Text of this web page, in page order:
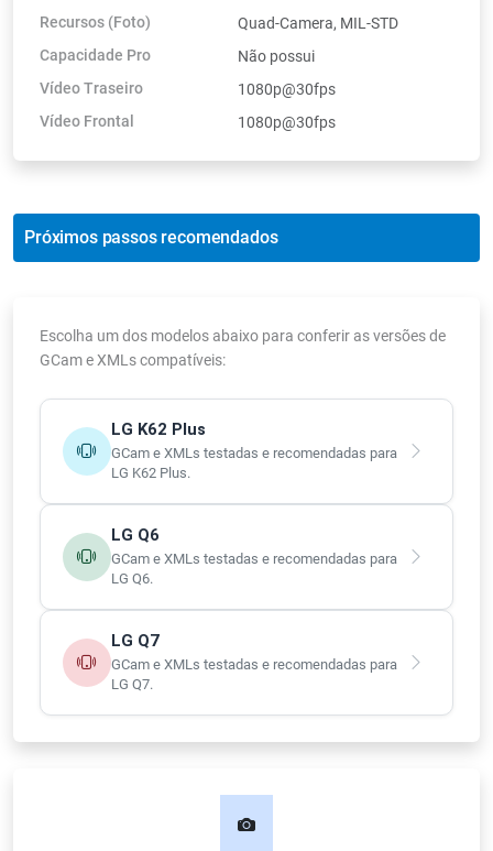
Recursos (Foto)
Quad-Camera, MIL-STD
Capacidade Pro
Não possui
Vídeo Traseiro
1080p@30fps
Vídeo Frontal
1080p@30fps
Próximos passos recomendados
Escolha um dos modelos abaixo para conferir as versões de
GCam e XMLs compatíveis:
LG K62 Plus
GCam e XMLs testadas e recomendadas para
LG K62 Plus.
LG Q6
GCam e XMLs testadas e recomendadas para
LG Q6.
LG Q7
GCam e XMLs testadas e recomendadas para
LG Q7.